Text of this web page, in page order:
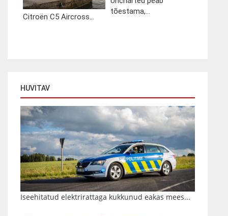
Citroën C5 Aircross...
tõestama,...
HUVITAV
Iseehitatud elektrirattaga kukkunud eakas mees...